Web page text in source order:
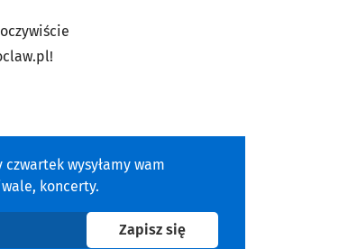
czwartek wysyłamy wam
koncerty.
Zapisz sięna newsletter